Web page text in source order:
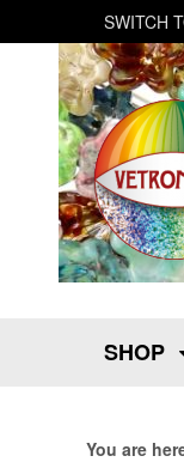
SWITCH
SHOP
You are